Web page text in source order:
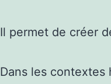
Il permet de créer
Dans les contextes